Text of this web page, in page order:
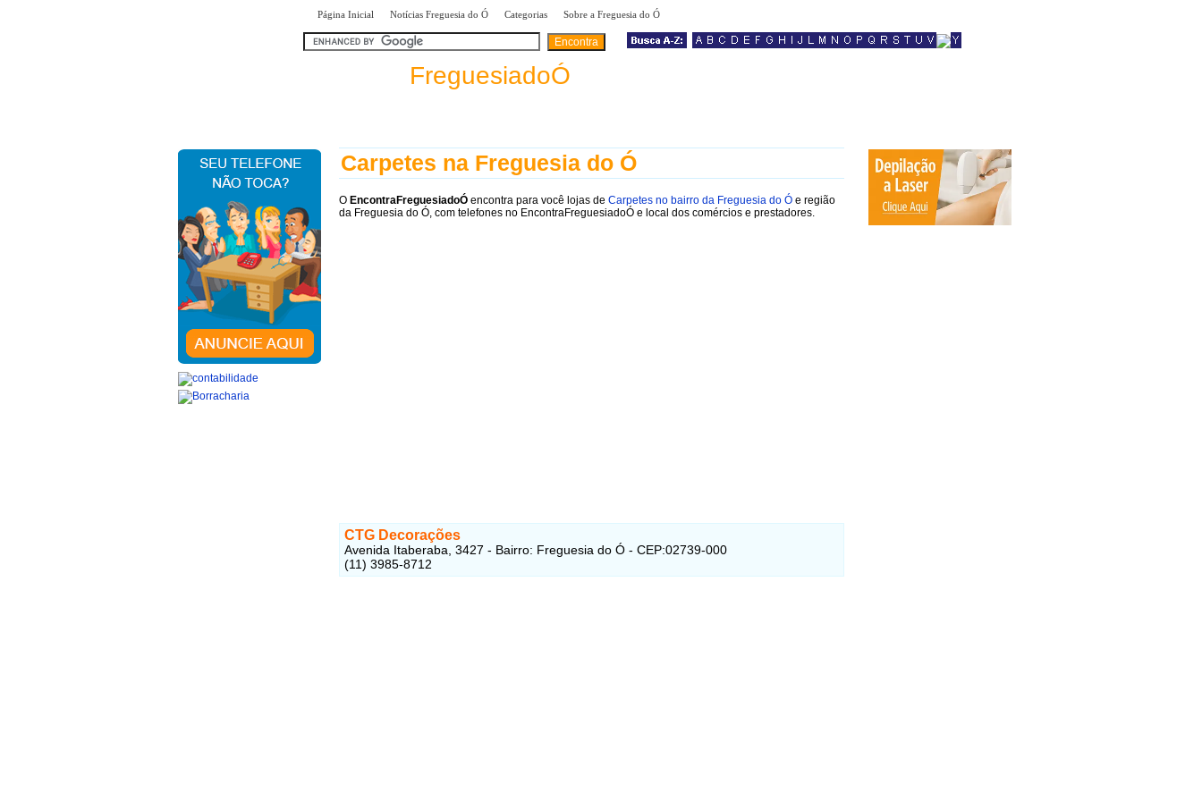
Página Inicial Notícias Freguesia do Ó Categorias Sobre a Freguesia do Ó
FreguesiadoÓ
Carpetes na Freguesia do Ó
O EncontraFreguesiadoÓ encontra para você lojas de Carpetes no bairro da Freguesia do Ó e região
da Freguesia do Ó, com telefones no EncontraFreguesiadoÓ e local dos comércios e prestadores.
CTG Decorações
Avenida Itaberaba, 3427 - Bairro: Freguesia do Ó - CEP:02739-000
(11) 3985-8712